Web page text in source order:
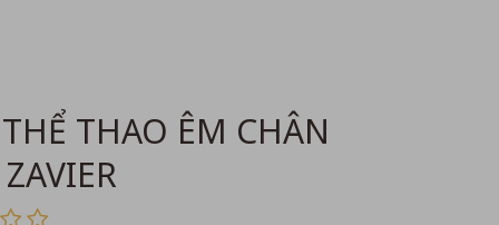
THAO ÊM CHÂN